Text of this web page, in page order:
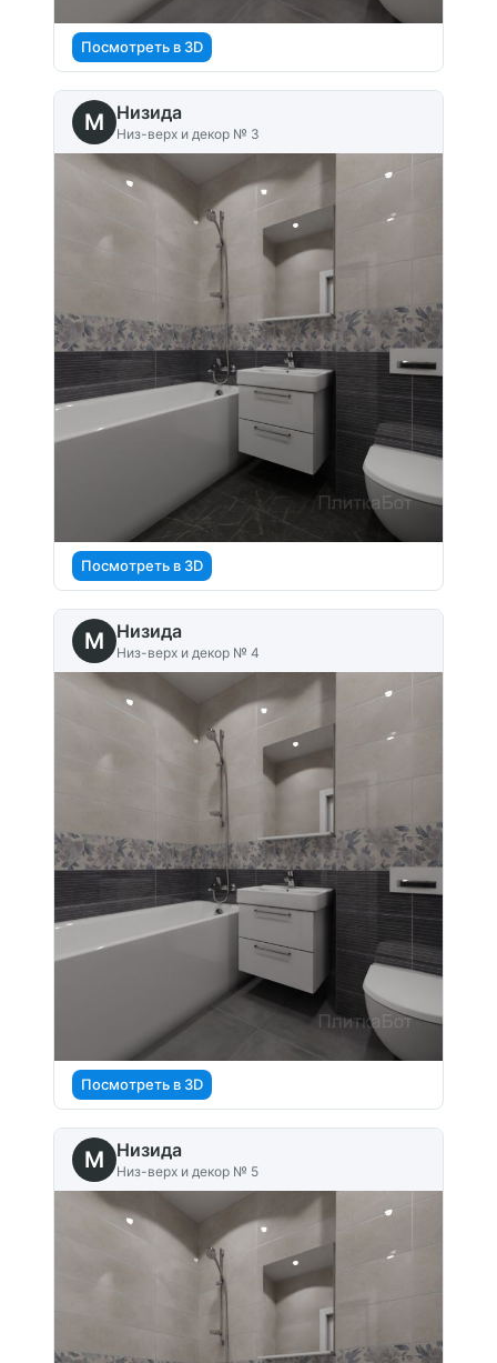
Посмотреть в 3D
M Низида
Низ-верх и декор № 3
Посмотреть в 3D
M Низида
Низ-верх и декор № 4
Посмотреть в 3D
M Низида
Низ-верх и декор № 5